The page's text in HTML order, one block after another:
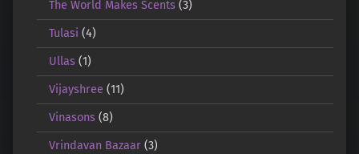
The World Makes Scents(3)
Tulasi (4)
Ullas(1)
Vijayshree (11)
Vinasons(8)
Vrindavan Bazaar(3)